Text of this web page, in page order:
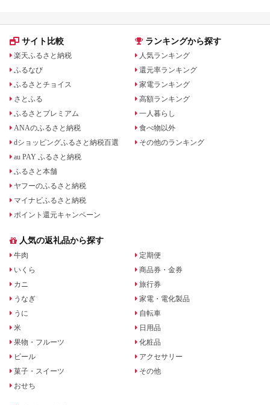
サイト比較
楽天ふるさと納税
ふるなび
ふるさとチョイス
さとふる
ふるさとプレミアム
ANAのふるさと納税
dショッピングふるさと納税百選
au PAY ふるさと納税
ふるさと本舗
ヤフーのふるさと納税
マイナビふるさと納税
ポイント還元キャンペーン
ランキングから探す
人気ランキング
還元率ランキング
家電ランキング
高額ランキング
一人暮らし
食べ物以外
その他のランキング
人気の返礼品から探す
牛肉
いくら
カニ
うなぎ
うに
米
果物・フルーツ
ビール
菓子・スイーツ
おせち
定期便
商品券・金券
旅行券
家電・電化製品
自転車
日用品
化粧品
アクセサリー
その他